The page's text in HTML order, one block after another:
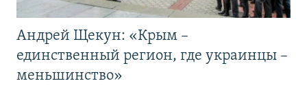
Андрей Щекун: «Крым –
единственный регион, где украинцы –
меньшинство»